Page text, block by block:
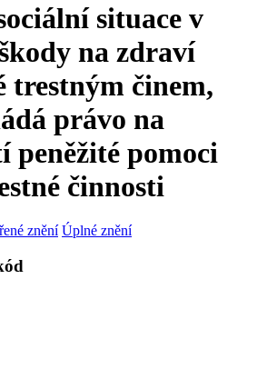
situace v
na zdraví
trestným činem,
právo na
peněžité pomoci
činnosti
znění Úplné znění